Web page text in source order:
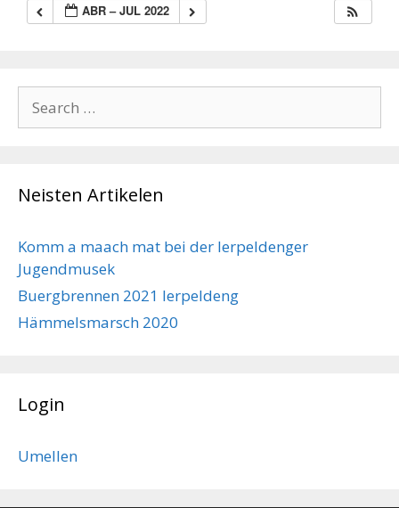
ABR – JUL 2022
for:
Neisten Artikelen
Komm a maach mat bei der Ierpeldenger
Jugendmusek
Buergbrennen 2021 Ierpeldeng
Hämmelsmarsch 2020
Login
Umellen